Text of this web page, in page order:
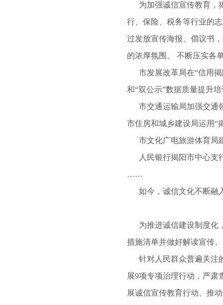
为加强诚信宣传教育，
行、保险、税务等行业的
过发放宣传海报、倡议书
的浓厚氛围。 不断压实各
市发展改革局在“信用揭
和“双公示”数据质量提升
市交通运输局加强交通
市住房和城乡建设局运用“
市文化广电旅游体育局
人民银行揭阳市中心支
……
如今，诚信文化不断融
为推进诚信建设制度化
措施清单并做好解读宣传
针对人民群众普遍关注
展9项专项治理行动，严
展诚信宣传教育行动、推